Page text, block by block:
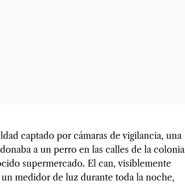
captado por cámaras de vigilancia, una
a un perro en las calles de la colonia
supermercado. El can, visiblemente
medidor de luz durante toda la noche,